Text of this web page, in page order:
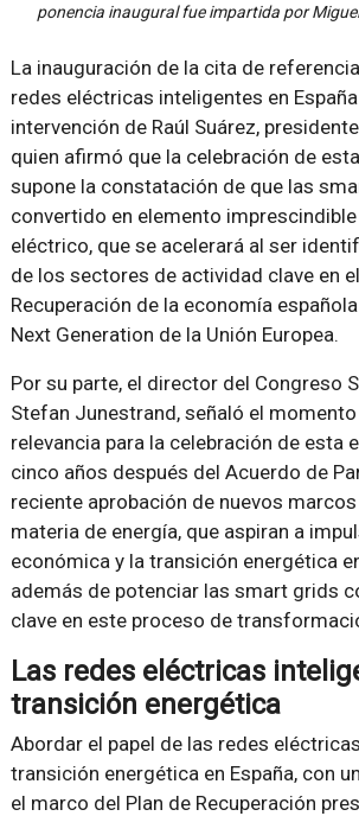
ponencia inaugural fue impartida por
La inauguración de la cita de
redes eléctricas inteligentes en
intervención de Raúl Suárez,
quien afirmó que la celebración de
supone la constatación de que las
convertido en elemento
eléctrico, que se acelerará al ser
de los sectores de actividad clave en
Recuperación de la economía
Next Generation de la Unión Europea.
Por su parte, el director del Congreso
Stefan Junestrand, señaló el
relevancia para la celebración de esta
cinco años después del Acuerdo de
reciente aprobación de nuevos
materia de energía, que aspiran a
económica y la transición energética
además de potenciar las smart grids
clave en este proceso de
Las redes eléctricas
transición energética
Abordar el papel de las redes
transición energética en España, con
el marco del Plan de Recuperación